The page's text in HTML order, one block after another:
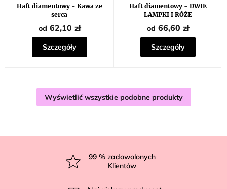
Haft diamentowy - Kawa ze
serca
od 62,10 zł
Szczegóły
Haft diamentowy - DWIE
LAMPKI I RÓŻE
od 66,60 zł
Szczegóły
Wyświetlić wszystkie podobne produkty
99 % zadowolonych
Klientów